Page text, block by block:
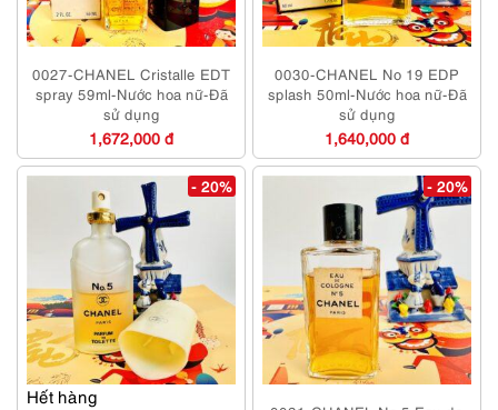
0027-CHANEL Cristalle EDT
spray 59ml-Nước hoa nữ-Đã
sử dụng
1,672,000 đ
0030-CHANEL No 19 EDP
splash 50ml-Nước hoa nữ-Đã
sử dụng
1,640,000 đ
Hết hàng
- 20% - 20%